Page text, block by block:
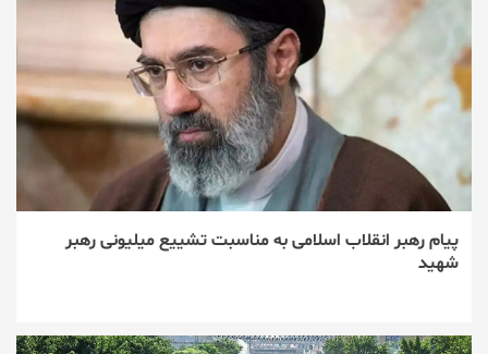
پیام رهبر انقلاب اسلامی به مناسبت تشییع میلیونی رهبر
شهید